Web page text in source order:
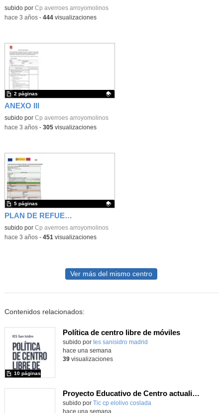
Contenido educativo.
subido por Cp averroes arroyomolinos
-hace 3 años- 444visualizaciones
ANEXO III
Contenido educativo.
subido por Cp averroes arroyomolinos
2 páginas
-hace 3 años- 305visualizaciones
PLAN DE REFUERZO AVERROES
Contenido educativo.
subido por Cp averroes arroyomolinos
5 páginas
-hace 3 años- 451visualizaciones
Ver más del mismo centro
Contenidos relacionados:
Política de centro libre de móviles
subido por Ies sanisidro madrid
10 páginas
hace una semana
39visualizaciones
Proyecto Educativo de Centro actualizado 2026
subido por Tic cp elolivo coslada
hace una semana